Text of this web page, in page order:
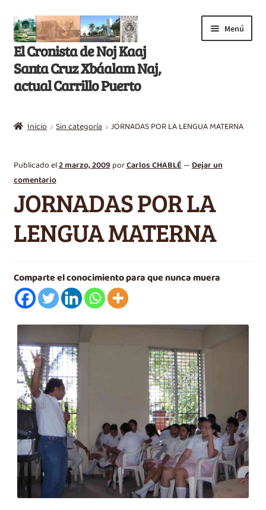
Saltar
a
navegación
Ir
al
contenido
El Cronista de Noj Kaaj
Santa Cruz Xbáalam Naj,
actual Carrillo Puerto
Menú
Artículos
Nikté T’aan
Efemérides
Carrito
Inicio Sin categoría JORNADAS POR LA LENGUA MATERNA
Publicado el2 marzo, 2009porCarlos CHABLÉ—Dejar un
comentario
JORNADAS POR LA
LENGUA MATERNA
Comparte el conocimiento para que nunca muera